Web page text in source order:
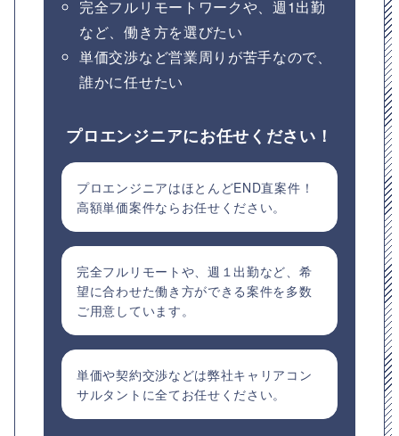
完全フルリモートワークや、週1出勤
など、働き方を選びたい
単価交渉など営業周りが苦手なので、
誰かに任せたい
プロエンジニアにお任せください！
プロエンジニアはほとんどEND直案件！
高額単価案件ならお任せください。
完全フルリモートや、週１出勤など、希
望に合わせた働き方ができる案件を多数
ご用意しています。
単価や契約交渉などは弊社キャリアコン
サルタントに全てお任せください。